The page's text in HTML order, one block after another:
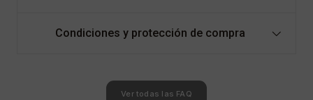
Condiciones y protección de compra
Ver todas las FAQ